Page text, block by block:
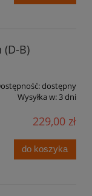
B)
dostępny
Wysyłka w:3 dni
229,00 zł
do koszyka